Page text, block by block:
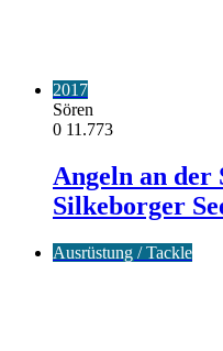
2017
Sören
0 11.773
Angeln an der
Silkeborger
Ausrüstung / Tackle